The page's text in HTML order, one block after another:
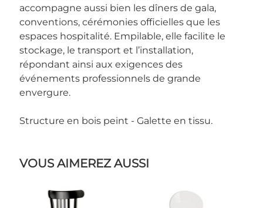
accompagne aussi bien les dîners de gala,
conventions, cérémonies officielles que les
espaces hospitalité. Empilable, elle facilite le
stockage, le transport et l’installation,
répondant ainsi aux exigences des
événements professionnels de grande
envergure.
Structure en bois peint - Galette en tissu.
VOUS AIMEREZ AUSSI